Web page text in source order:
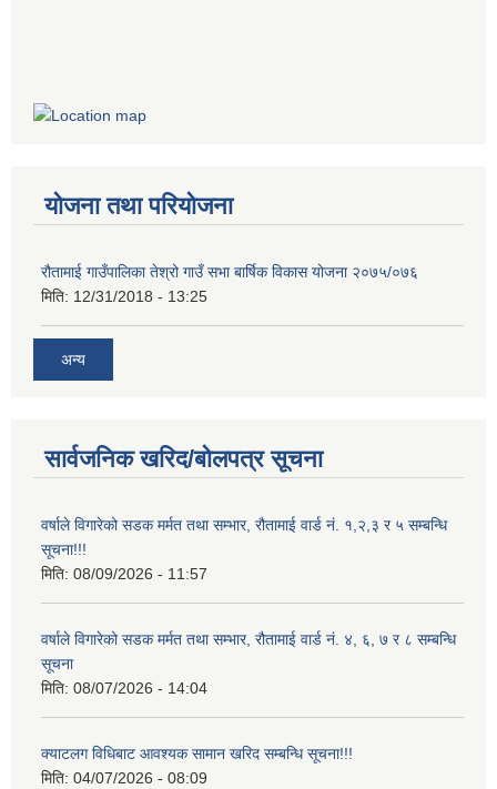
योजना तथा परियोजना
रौतामाई गाउँपालिका तेश्रो गाउँ सभा बार्षिक विकास योजना २०७५/०७६
मिति: 12/31/2018 - 13:25
अन्य
सार्वजनिक खरिद/बोलपत्र सूचना
वर्षाले विगारेको सडक मर्मत तथा सम्भार, रौतामाई वार्ड नं. १,२,३ र ५ सम्बन्धि
सूचना!!!
मिति: 08/09/2026 - 11:57
वर्षाले विगारेको सडक मर्मत तथा सम्भार, रौतामाई वार्ड नं. ४, ६, ७ र ८ सम्बन्धि
सूचना
मिति: 08/07/2026 - 14:04
क्याटलग विधिबाट आवश्यक सामान खरिद सम्बन्धि सूचना!!!
मिति: 04/07/2026 - 08:09